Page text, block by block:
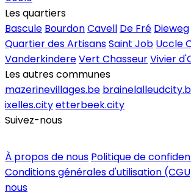
Les quartiers
Bascule BourdonCavell De Fré Dieweg
Quartier des ArtisansSaint Job Uccle
VanderkindereVert ChasseurVivier
Les autres communes
mazerinevillages.be
ixelles.cityetterbeek.city
Suivez-nous
À propos de nous Politique de
Conditions générales d'utilisation
nous